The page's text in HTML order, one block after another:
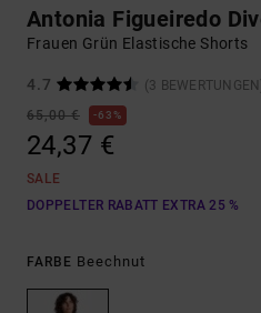
Antonia Figueiredo
Frauen Grün Elastische Shorts
4.7
(3
65,00 €
63%
24,37 €
SALE
DOPPELTER RABATT EXTRA 25 %
FARBE Beechnut